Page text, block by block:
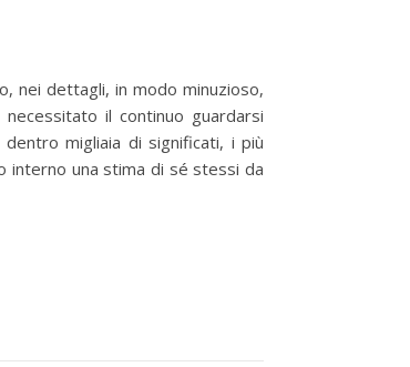
nei dettagli, in modo minuzioso,
il continuo guardarsi
migliaia di significati, i più
interno una stima di sé stessi da